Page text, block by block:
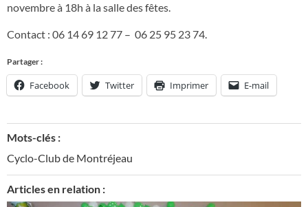
novembre à 18h à la salle des fêtes.
Contact : 06 14 69 12 77 – 06 25 95 23 74
Partager :
Facebook Twitter Imprimer E-mail
Mots-clés :
Cyclo-Club de Montréjeau
Articles en relation :